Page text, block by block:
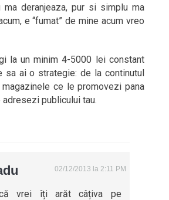
ma deranjeaza, pur si simplu ma
e “fumat” de mine acum vreo
la un minim 4-5000 lei constant
sa ai o strategie: de la continutul
ce le promovezi pana
adresezi publicului tau.
02/12/2013 la 2:11 PM
vrei îți arăt câțiva pe